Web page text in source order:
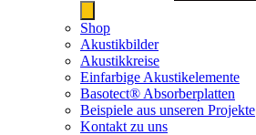
Shop
Akustikbilder
Akustikkreise
Einfarbige Akustikelemente
Basotect® Absorberplatten
Beispiele aus unseren Projekte
Kontakt zu uns